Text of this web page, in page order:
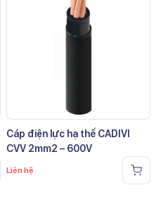
Cáp điện lực hạ thế CADIVI
CVV 2mm2 – 600V
Liên hệ